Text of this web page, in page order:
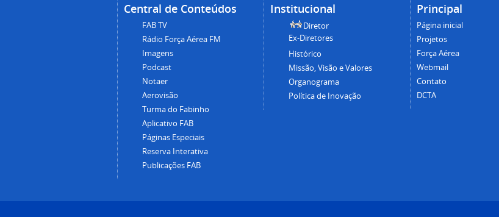
Central de Conteúdos
FAB TV
Rádio Força Aérea FM
Imagens
Podcast
Notaer
Aerovisão
Turma do Fabinho
Aplicativo FAB
Páginas Especiais
Reserva Interativa
Publicações FAB
Institucional
Diretor
Ex-Diretores
Histórico
Missão, Visão e Valores
Organograma
Política de Inovação
Principal
Página inicial
Projetos
Força Aérea
Webmail
Contato
DCTA